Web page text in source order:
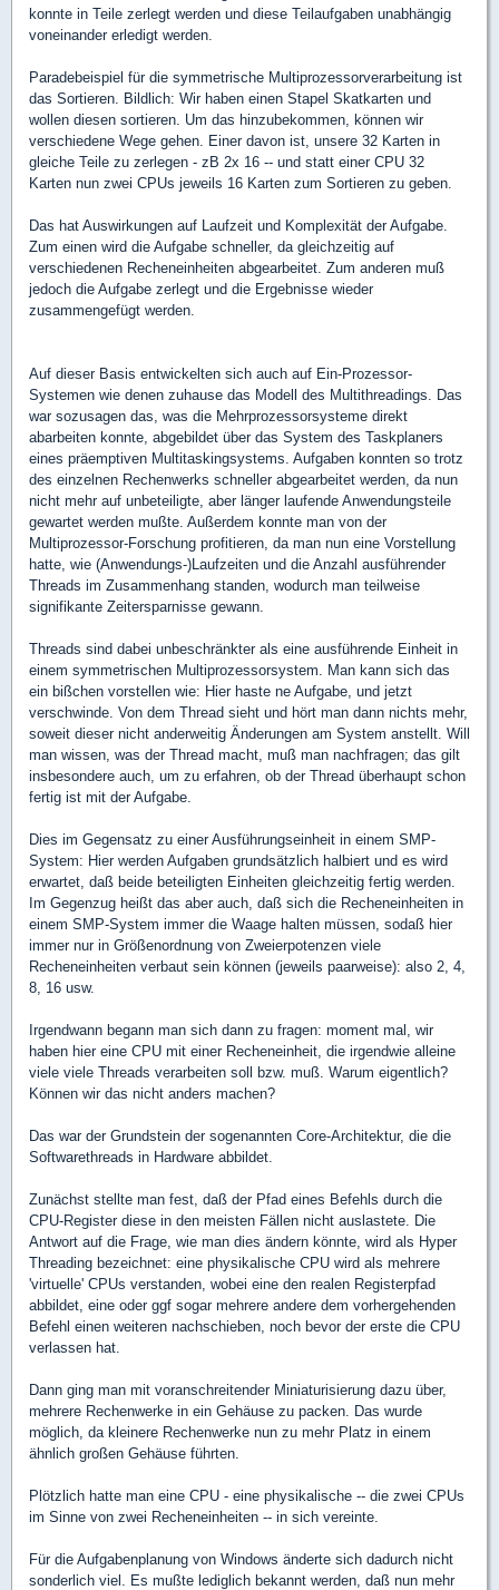
konnte in Teile zerlegt werden und diese Teilaufgaben unabhängig
voneinander erledigt werden.
Paradebeispiel für die symmetrische Multiprozessorverarbeitung ist
das Sortieren. Bildlich: Wir haben einen Stapel Skatkarten und
wollen diesen sortieren. Um das hinzubekommen, können wir
verschiedene Wege gehen. Einer davon ist, unsere 32 Karten in
gleiche Teile zu zerlegen - zB 2x 16 -- und statt einer CPU 32
Karten nun zwei CPUs jeweils 16 Karten zum Sortieren zu geben.
Das hat Auswirkungen auf Laufzeit und Komplexität der Aufgabe.
Zum einen wird die Aufgabe schneller, da gleichzeitig auf
verschiedenen Recheneinheiten abgearbeitet. Zum anderen muß
jedoch die Aufgabe zerlegt und die Ergebnisse wieder
zusammengefügt werden.
Auf dieser Basis entwickelten sich auch auf Ein-Prozessor-
Systemen wie denen zuhause das Modell des Multithreadings. Das
war sozusagen das, was die Mehrprozessorsysteme direkt
abarbeiten konnte, abgebildet über das System des Taskplaners
eines präemptiven Multitaskingsystems. Aufgaben konnten so trotz
des einzelnen Rechenwerks schneller abgearbeitet werden, da nun
nicht mehr auf unbeteiligte, aber länger laufende Anwendungsteile
gewartet werden mußte. Außerdem konnte man von der
Multiprozessor-Forschung profitieren, da man nun eine Vorstellung
hatte, wie (Anwendungs-)Laufzeiten und die Anzahl ausführender
Threads im Zusammenhang standen, wodurch man teilweise
signifikante Zeitersparnisse gewann.
Threads sind dabei unbeschränkter als eine ausführende Einheit in
einem symmetrischen Multiprozessorsystem. Man kann sich das
ein bißchen vorstellen wie: Hier haste ne Aufgabe, und jetzt
verschwinde. Von dem Thread sieht und hört man dann nichts mehr,
soweit dieser nicht anderweitig Änderungen am System anstellt. Will
man wissen, was der Thread macht, muß man nachfragen; das gilt
insbesondere auch, um zu erfahren, ob der Thread überhaupt schon
fertig ist mit der Aufgabe.
Dies im Gegensatz zu einer Ausführungseinheit in einem SMP-
System: Hier werden Aufgaben grundsätzlich halbiert und es wird
erwartet, daß beide beteiligten Einheiten gleichzeitig fertig werden.
Im Gegenzug heißt das aber auch, daß sich die Recheneinheiten in
einem SMP-System immer die Waage halten müssen, sodaß hier
immer nur in Größenordnung von Zweierpotenzen viele
Recheneinheiten verbaut sein können (jeweils paarweise): also 2, 4,
8, 16 usw.
Irgendwann begann man sich dann zu fragen: moment mal, wir
haben hier eine CPU mit einer Recheneinheit, die irgendwie alleine
viele viele Threads verarbeiten soll bzw. muß. Warum eigentlich?
Können wir das nicht anders machen?
Das war der Grundstein der sogenannten Core-Architektur, die die
Softwarethreads in Hardware abbildet.
Zunächst stellte man fest, daß der Pfad eines Befehls durch die
CPU-Register diese in den meisten Fällen nicht auslastete. Die
Antwort auf die Frage, wie man dies ändern könnte, wird als Hyper
Threading bezeichnet: eine physikalische CPU wird als mehrere
'virtuelle' CPUs verstanden, wobei eine den realen Registerpfad
abbildet, eine oder ggf sogar mehrere andere dem vorhergehenden
Befehl einen weiteren nachschieben, noch bevor der erste die CPU
verlassen hat.
Dann ging man mit voranschreitender Miniaturisierung dazu über,
mehrere Rechenwerke in ein Gehäuse zu packen. Das wurde
möglich, da kleinere Rechenwerke nun zu mehr Platz in einem
ähnlich großen Gehäuse führten.
Plötzlich hatte man eine CPU - eine physikalische -- die zwei CPUs
im Sinne von zwei Recheneinheiten -- in sich vereinte.
Für die Aufgabenplanung von Windows änderte sich dadurch nicht
sonderlich viel. Es mußte lediglich bekannt werden, daß nun mehr